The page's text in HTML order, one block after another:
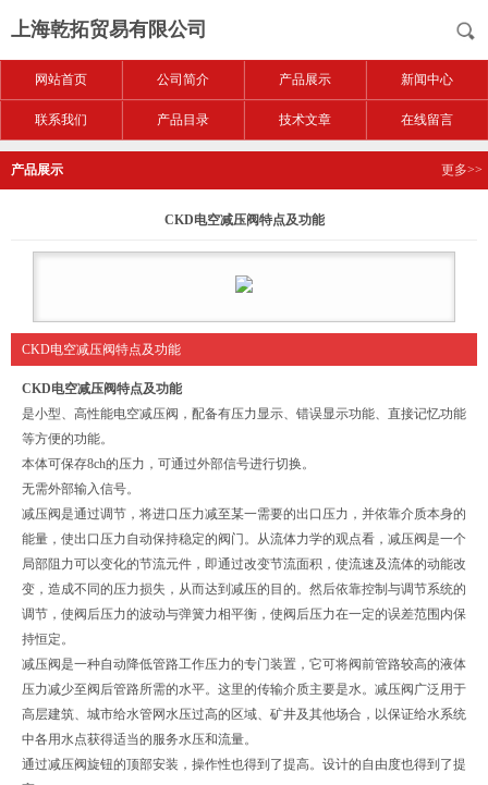
上海乾拓贸易有限公司
网站首页 公司简介 产品展示 新闻中心
联系我们 产品目录 技术文章 在线留言
产品展示 更多>>
CKD电空减压阀特点及功能
CKD电空减压阀特点及功能
CKD电空减压阀特点及功能
是小型、高性能电空减压阀，配备有压力显示、错误显示功能、直接记忆功能
等方便的功能。
本体可保存8ch的压力，可通过外部信号进行切换。
无需外部输入信号。
减压阀是通过调节，将进口压力减至某一需要的出口压力，并依靠介质本身的
能量，使出口压力自动保持稳定的阀门。从流体力学的观点看，减压阀是一个
局部阻力可以变化的节流元件，即通过改变节流面积，使流速及流体的动能改
变，造成不同的压力损失，从而达到减压的目的。然后依靠控制与调节系统的
调节，使阀后压力的波动与弹簧力相平衡，使阀后压力在一定的误差范围内保
持恒定。
减压阀是一种自动降低管路工作压力的专门装置，它可将阀前管路较高的液体
压力减少至阀后管路所需的水平。这里的传输介质主要是水。减压阀广泛用于
高层建筑、城市给水管网水压过高的区域、矿井及其他场合，以保证给水系统
中各用水点获得适当的服务水压和流量。
通过减压阀旋钮的顶部安装，操作性也得到了提高。设计的自由度也得到了提